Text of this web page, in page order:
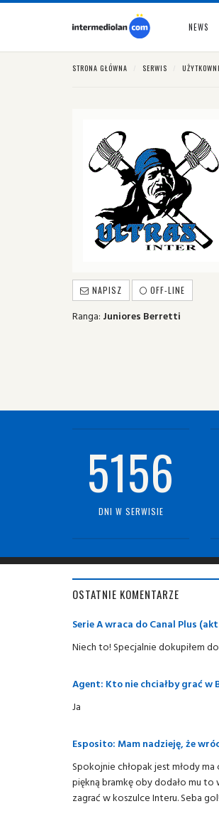
NEWS
STRONA GŁÓWNA SERWIS
NAPISZ OFF-LINE
Ranga: Juniores Berretti
5156
DNI W SERWISIE
OSTATNIE KOMENTARZE
Serie A wraca do Canal Plus
Niech to! Specjalnie dokupiłem
Agent: Kto nie chciałby grać w
Ja
Esposito: Mam nadzieję, że
Spokojnie chłopak jest młody
piękną bramkę oby dodało mu to
zagrać w koszulce Interu. Seba gol!